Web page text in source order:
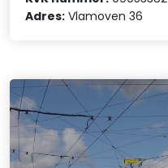
Adres: Vlamoven 36